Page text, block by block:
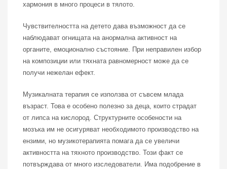
хармония в много процеси в тялото.
Чувствителността на детето дава възможност да се
наблюдават огнищата на анормална активност на
органите, емоционално състояние. При неправилен избор
на композиции или тяхната равномерност може да се
получи нежелан ефект.
Музикалната терапия се използва от съвсем млада
възраст. Това е особено полезно за деца, които страдат
от липса на кислород. Структурните особености на
мозъка им не осигуряват необходимото производство на
ензими, но музикотерапията помага да се увеличи
активността на тяхното производство. Този факт се
потвърждава от много изследователи. Има подобрение в